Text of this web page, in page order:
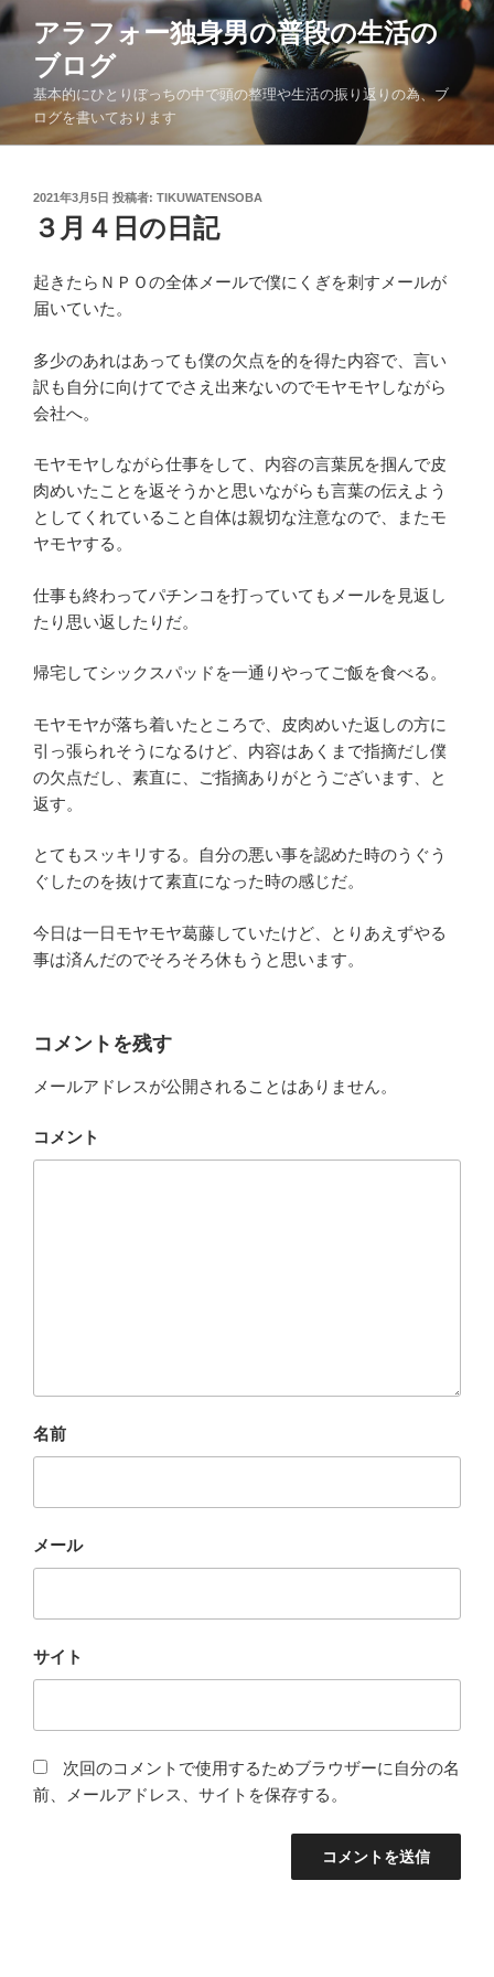
コ
ン
へ
アラフォー独身男の普段の生活の
ブログ
基本的にひとりぼっちの中で頭の整理や生活の振り返りの為、ブ
ログを書いております
投
稿
日:
2021年3月5日 投稿者: TIKUWATENSOBA
３月４日の日記
起きたらＮＰＯの全体メールで僕にくぎを刺すメールが
届いていた。
多少のあれはあっても僕の欠点を的を得た内容で、言い
訳も自分に向けてでさえ出来ないのでモヤモヤしながら
会社へ。
モヤモヤしながら仕事をして、内容の言葉尻を掴んで皮
肉めいたことを返そうかと思いながらも言葉の伝えよう
としてくれていること自体は親切な注意なので、またモ
ヤモヤする。
仕事も終わってパチンコを打っていてもメールを見返し
たり思い返したりだ。
帰宅してシックスパッドを一通りやってご飯を食べる。
モヤモヤが落ち着いたところで、皮肉めいた返しの方に
引っ張られそうになるけど、内容はあくまで指摘だし僕
の欠点だし、素直に、ご指摘ありがとうございます、と
返す。
とてもスッキリする。自分の悪い事を認めた時のうぐう
ぐしたのを抜けて素直になった時の感じだ。
今日は一日モヤモヤ葛藤していたけど、とりあえずやる
事は済んだのでそろそろ休もうと思います。
コメントを残す
メールアドレスが公開されることはありません。
コメント
名前
メール
サイト
次回のコメントで使用するためブラウザーに自分の名
前、メールアドレス、サイトを保存する。